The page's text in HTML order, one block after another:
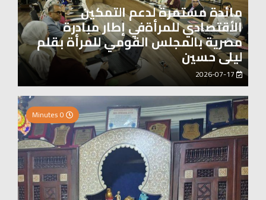
مائدة مستمرة لدعم التمكين
الأقتصادي للمرأةفي إطار مبادرة
مصرية بالمجلس القومي للمرأة بقلم
ليلى حسين
2026-07-17